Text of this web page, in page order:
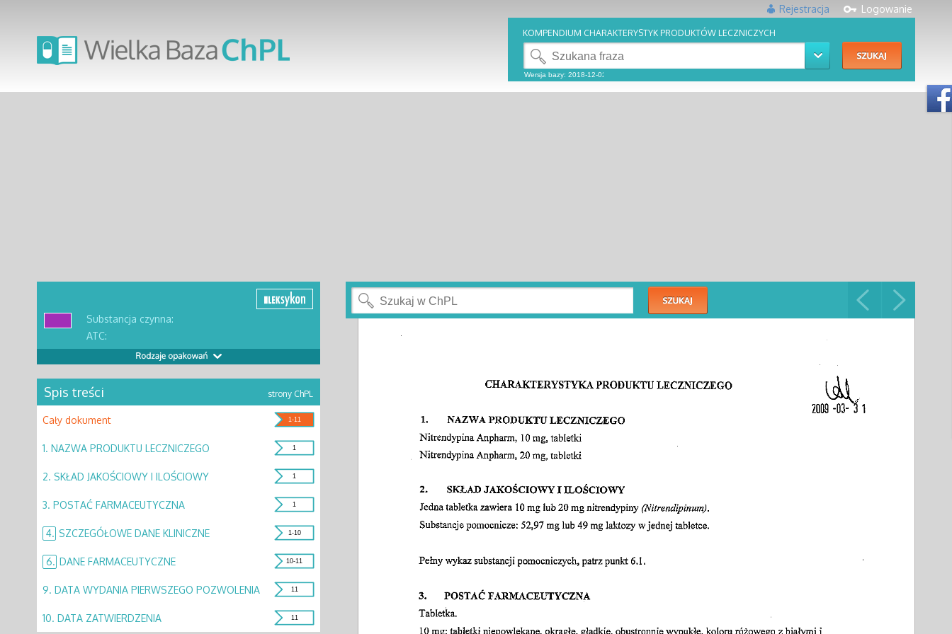
Logowanie
Rejestracja
KOMPENDIUM CHARAKTERYSTYK PRODUKTÓW LECZNICZYCH
Substancja czynna:
ATC:
Spis treści strony ChPL
Cały dokument 1-11
1. NAZWA PRODUKTU LECZNICZEGO 1
2. SKŁAD JAKOŚCIOWY I ILOŚCIOWY 1
3. POSTAĆ FARMACEUTYCZNA 1
4. SZCZEGÓŁOWE DANE KLINICZNE 1-10
6. DANE FARMACEUTYCZNE 10-11
9. DATA WYDANIA PIERWSZEGO POZWOLENIA 11
10. DATA ZATWIERDZENIA 11